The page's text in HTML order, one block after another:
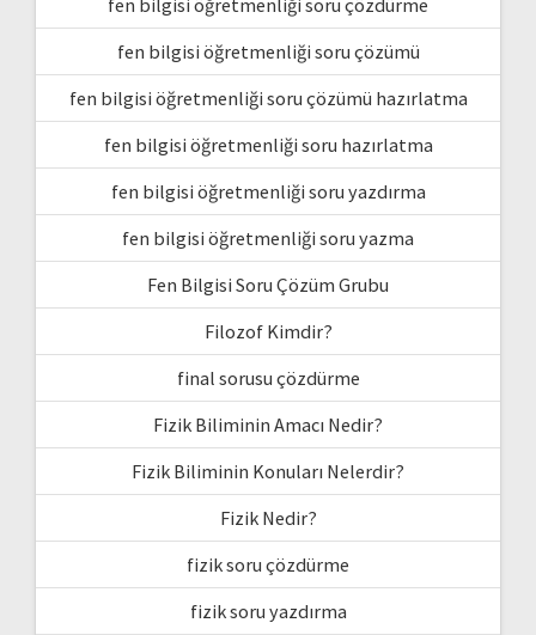
fen bilgisi öğretmenliği soru çözümü
fen bilgisi öğretmenliği soru çözümü hazırlatma
fen bilgisi öğretmenliği soru hazırlatma
fen bilgisi öğretmenliği soru yazdırma
fen bilgisi öğretmenliği soru yazma
Fen Bilgisi Soru Çözüm Grubu
Filozof Kimdir?
final sorusu çözdürme
Fizik Biliminin Amacı Nedir?
Fizik Biliminin Konuları Nelerdir?
Fizik Nedir?
fizik soru çözdürme
fizik soru yazdırma